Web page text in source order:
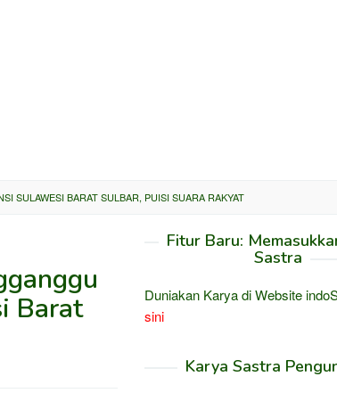
SULAWESI BARAT SULBAR, PUISI SUARA RAKYAT
Barat
Fitur Baru:
Sastra
Duniakan Karya di Website
sini
Karya Sastra